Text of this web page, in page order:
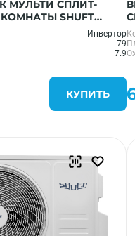
МУЛЬТИ СПЛИТ-
SHUFT
Инвертор
79
7.9
КУПИТЬ